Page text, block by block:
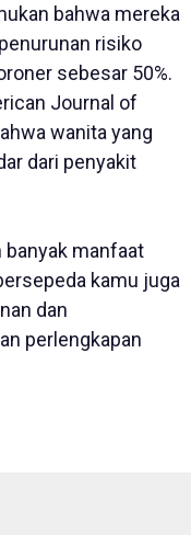
bahwa mereka
risiko
sebesar 50%.
Journal of
wanita yang
dari penyakit
manfaat
kamu juga
dan
perlengkapan